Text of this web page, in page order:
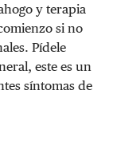
y terapia
si no
Pídele
este es un
síntomas de